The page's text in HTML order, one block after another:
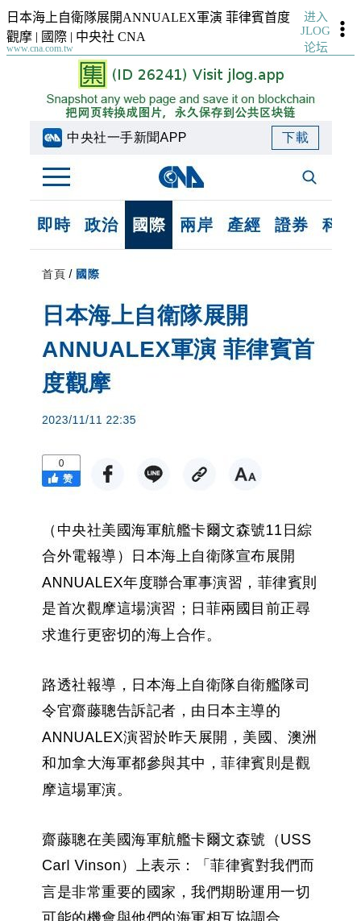
日本海上自衛隊展開ANNUALEX軍演 菲律賓首度
觀摩 | 國際 | 中央社 CNA
www.cna.com.tw
进入
JLOG
论坛